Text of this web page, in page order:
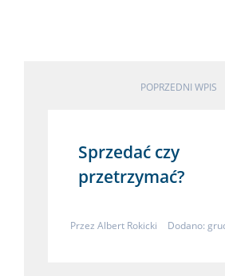
POPRZEDNI WPIS
Sprzedać czy
przetrzymać?
Przez Albert Rokicki Dodano: